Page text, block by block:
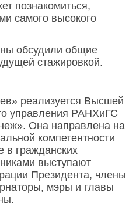
познакомиться,
самого высокого
обсудили общие
стажировкой.
реализуется Высшей
управления РАНХиГС
Она направлена на
компетентности
в гражданских
выступают
Президента, члены
мэры и главы